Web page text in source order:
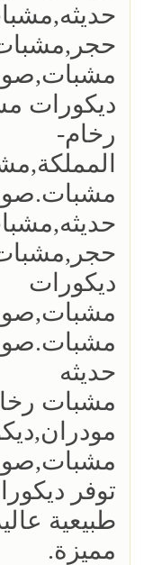
ديكورات
رخام-
ديكورات
حديثه
مشبات
توفر
طبيعية
مميزة.